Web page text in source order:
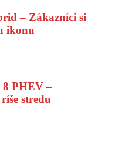
– Zákazníci si
ikonu
PHEV –
stredu